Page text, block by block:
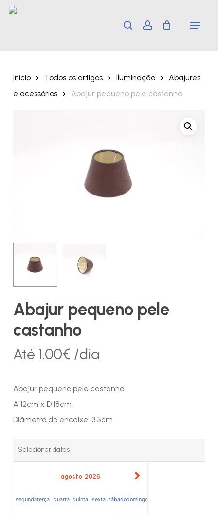
Skip
search account Menu
Início Todos os artigos Iluminação
Abajures
e acessórios
Abajur pequeno pele castanho
Abajur pequeno pele
castanho
Até 1.00€ /dia
Abajur pequeno pele castanho
A 12cm x D 18cm
Diâmetro do encaixe: 3.5cm
agosto 2026
segundaterça quarta quinta sexta sábadodomingo